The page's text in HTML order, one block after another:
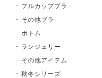
フルカップブラ
その他ブラ
ボトム
ランジェリー
その他アイテム
秋冬シリーズ